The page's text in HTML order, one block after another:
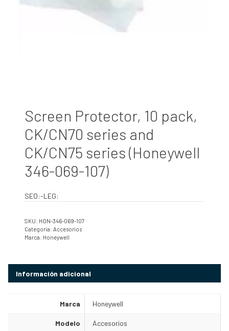
Screen Protector, 10 pack,
CK/CN70 series and
CK/CN75 series (Honeywell
346-069-107)
SEO:-LEG:
SKU: HON-346-069-107
Categoría: Accesorios
Marca: Honeywell
Información adicional
Marca Honeywell
Modelo Accesorios